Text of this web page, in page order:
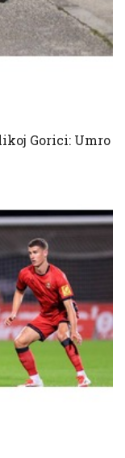
Gorici: Umro